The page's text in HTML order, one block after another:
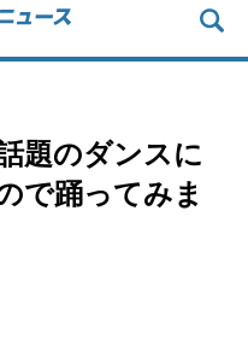
題のダンスに
で踊ってみま